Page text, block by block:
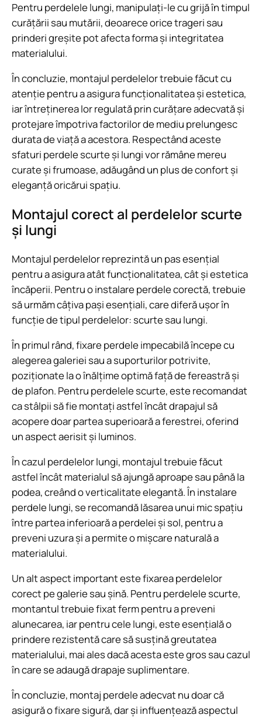
Pentru perdelele lungi, manipulați-le cu grijă în timpul
curățării sau mutării, deoarece orice trageri sau
prinderi greșite pot afecta forma și integritatea
materialului.
În concluzie, montajul perdelelor trebuie făcut cu
atenție pentru a asigura funcționalitatea și estetica,
iar întreținerea lor regulată prin curățare adecvată și
protejare împotriva factorilor de mediu prelungesc
durata de viață a acestora. Respectând aceste
sfaturi perdele scurte și lungi vor rămâne mereu
curate și frumoase, adăugând un plus de confort și
eleganță oricărui spațiu.
Montajul corect al perdelelor scurte
și lungi
Montajul perdelelor reprezintă un pas esențial
pentru a asigura atât funcționalitatea, cât și estetica
încăperii. Pentru o instalare perdele corectă, trebuie
să urmăm câțiva pași esențiali, care diferă ușor în
funcție de tipul perdelelor: scurte sau lungi.
În primul rând, fixare perdele impecabilă începe cu
alegerea galeriei sau a suporturilor potrivite,
poziționate la o înălțime optimă față de fereastră și
de plafon. Pentru perdelele scurte, este recomandat
ca stâlpii să fie montați astfel încât drapajul să
acopere doar partea superioară a ferestrei, oferind
un aspect aerisit și luminos.
În cazul perdelelor lungi, montajul trebuie făcut
astfel încât materialul să ajungă aproape sau până la
podea, creând o verticalitate elegantă. În instalare
perdele lungi, se recomandă lăsarea unui mic spațiu
între partea inferioară a perdelei și sol, pentru a
preveni uzura și a permite o mișcare naturală a
materialului.
Un alt aspect important este fixarea perdelelor
corect pe galerie sau șină. Pentru perdelele scurte,
montantul trebuie fixat ferm pentru a preveni
alunecarea, iar pentru cele lungi, este esențială o
prindere rezistentă care să susțină greutatea
materialului, mai ales dacă acesta este gros sau cazul
în care se adaugă drapaje suplimentare.
În concluzie, montaj perdele adecvat nu doar că
asigură o fixare sigură, dar și influențează aspectul